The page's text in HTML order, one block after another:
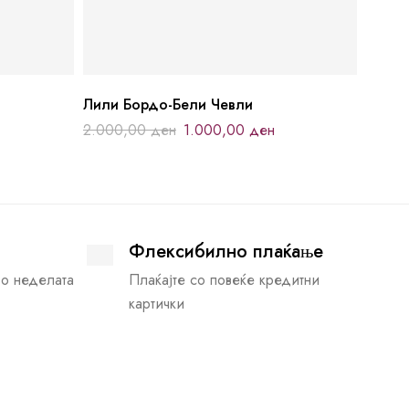
Лили Бордо-Бели Чевли
2.000,00ден 1.000,00 ден
неделата
Флексибилно плаќање
Плаќајте со повеќе кредитни
картички